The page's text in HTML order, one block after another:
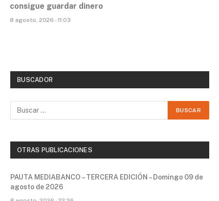
consigue guardar dinero
8 agosto, 2026 - 11:03
BUSCADOR
OTRAS PUBLICACIONES
PAUTA MEDIABANCO – TERCERA EDICIÓN – Domingo 09 de
agosto de 2026